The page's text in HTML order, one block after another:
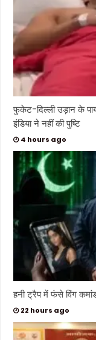
फुकेट-दिल्ली उड़ान के
इंडिया ने नहीं की पुष्टि
4 hours ago
हनी ट्रैप में फंसे विंग
22 hours ago